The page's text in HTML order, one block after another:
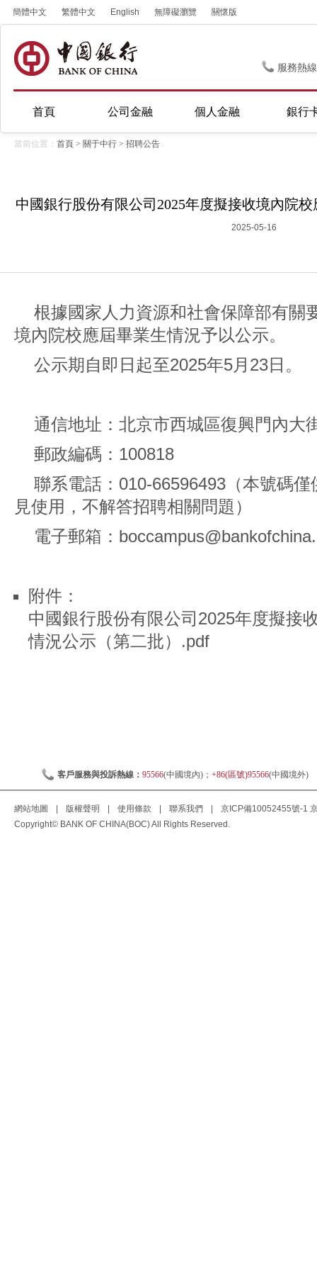
簡體中文 繁體中文 English 無障礙瀏覽 關懷版
服務熱
首頁 公司金融 個人金融 銀行
當前位置： 首頁 > 關于中行 > 招聘公告
中國銀行股份有限公司2025年度擬接收境內院
2025-05-16
根據國家人力資源和社會保障部有關
境內院校應屆畢業生情況予以公示。
公示期自即日起至2025年5月23日。
通信地址：北京市西城區復興門內大
郵政編碼：100818
聯系電話：010-66596493（本號碼
見使用，不解答招聘相關問題）
電子郵箱：
附件：
中國銀行股份有限公司2025年度擬接
情況公示（第二批）.pdf
客戶服務與投訴熱線： 95566(中國境內)； +86(區號)95566(中國境外)
網站地圖 版權聲明 使用條款 聯系我們 京ICP備10052455號-1
Copyright© BANK OF CHINA(BOC) All Rights Reserved.